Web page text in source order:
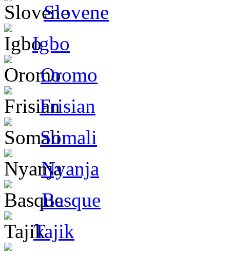
Slovene
Igbo
Oromo
Frisian
Somali
Nyanja
Basque
Tajik